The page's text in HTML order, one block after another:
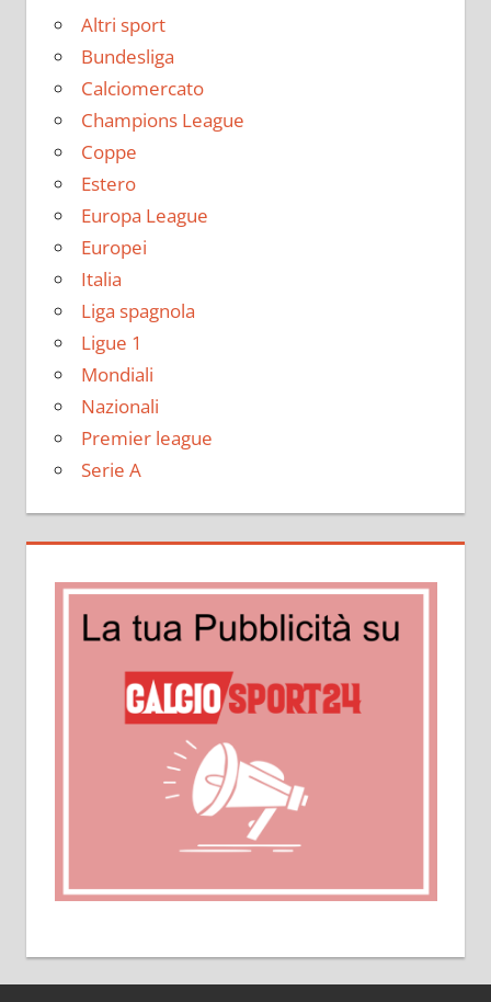
Altri sport
Bundesliga
Calciomercato
Champions League
Coppe
Estero
Europa League
Europei
Italia
Liga spagnola
Ligue 1
Mondiali
Nazionali
Premier league
Serie A